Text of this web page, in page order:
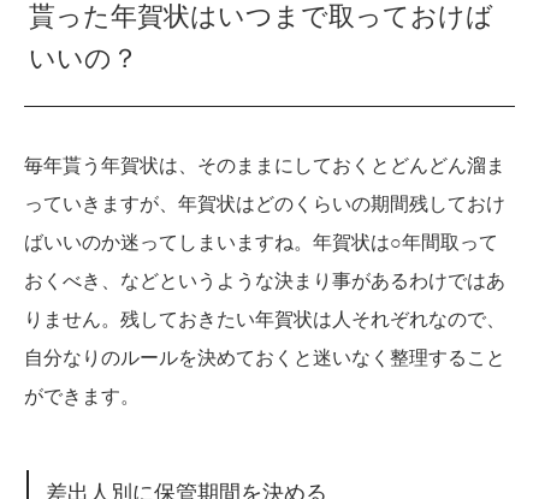
貰った年賀状はいつまで取っておけば
いいの？
毎年貰う年賀状は、そのままにしておくとどんどん溜ま
っていきますが、年賀状はどのくらいの期間残しておけ
ばいいのか迷ってしまいますね。年賀状は○年間取って
おくべき、などというような決まり事があるわけではあ
りません。残しておきたい年賀状は人それぞれなので、
自分なりのルールを決めておくと迷いなく整理すること
ができます。
差出人別に保管期間を決める